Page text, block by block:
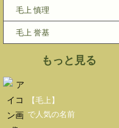
毛上 慎理
毛上 誉基
もっと見る
【毛上】
で人気の名前